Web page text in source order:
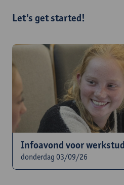
Let's get started!
Infoavond voor
donderdag 03/09/26